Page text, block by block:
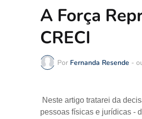
A Força
CRECI
Por Fernanda Resende -
Neste artigo tratarei da
pessoas físicas e jurídicas -